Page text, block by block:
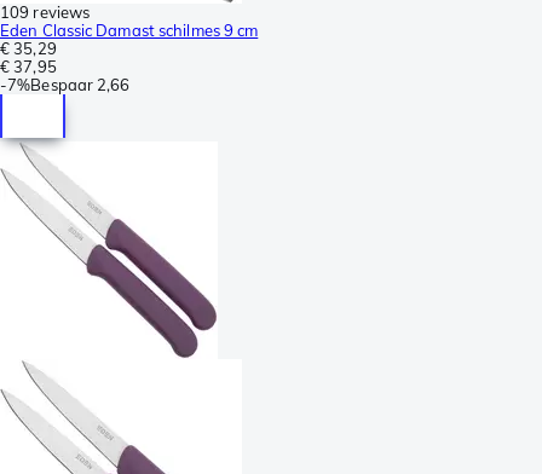
109 reviews
Eden Classic Damast schilmes 9 cm
€ 35,29
€ 37,95
-7%Bespaar 2,66